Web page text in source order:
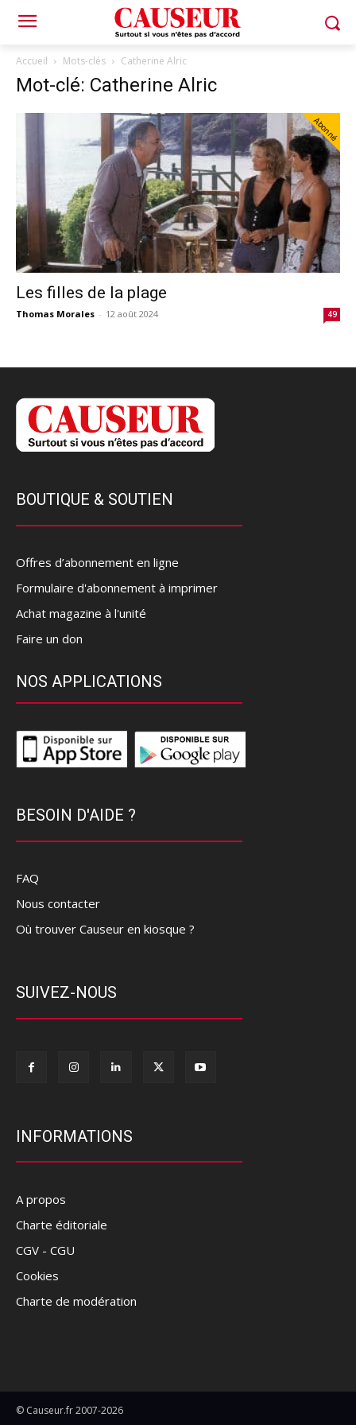
Accueil Mots-clés Catherine Alric
Mot-clé: Catherine Alric
Abonné
Les filles de la plage
Thomas Morales - 12 août 2024 49
BOUTIQUE & SOUTIEN
Offres d’abonnement en ligne
Formulaire d'abonnement à imprimer
Achat magazine à l'unité
Faire un don
NOS APPLICATIONS
BESOIN D'AIDE ?
FAQ
Nous contacter
Où trouver Causeur en kiosque ?
SUIVEZ-NOUS
INFORMATIONS
A propos
Charte éditoriale
CGV - CGU
Cookies
Charte de modération
© Causeur.fr 2007-2026